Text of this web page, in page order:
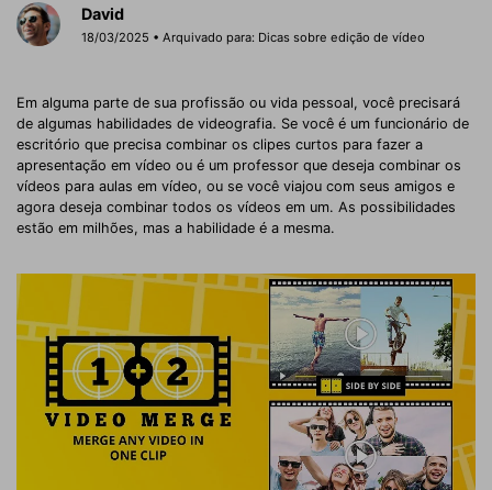
David
18/03/2025 • Arquivado para: Dicas sobre edição de vídeo
Em alguma parte de sua profissão ou vida pessoal, você precisará
de algumas habilidades de videografia. Se você é um funcionário de
escritório que precisa combinar os clipes curtos para fazer a
apresentação em vídeo ou é um professor que deseja combinar os
vídeos para aulas em vídeo, ou se você viajou com seus amigos e
agora deseja combinar todos os vídeos em um. As possibilidades
estão em milhões, mas a habilidade é a mesma.